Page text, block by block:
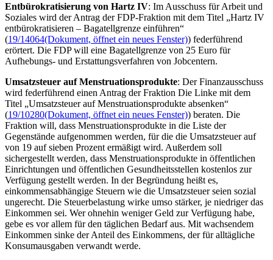
Entbürokratisierung von Hartz IV: Im Ausschuss für Arbeit und
Soziales wird der Antrag der FDP-Fraktion mit dem Titel „Hartz IV
entbürokratisieren – Bagatellgrenze einführen“
(19/14064(Dokument, öffnet ein neues Fenster)) federführend
erörtert. Die FDP will eine Bagatellgrenze von 25 Euro für
Aufhebungs- und Erstattungsverfahren von Jobcentern.
Umsatzsteuer auf Menstruationsprodukte: Der Finanzausschuss
wird federführend einen Antrag der Fraktion Die Linke mit dem
Titel „Umsatzsteuer auf Menstruationsprodukte absenken“
(19/10280(Dokument, öffnet ein neues Fenster)) beraten. Die
Fraktion will, dass Menstruationsprodukte in die Liste der
Gegenstände aufgenommen werden, für die die Umsatzsteuer auf
von 19 auf sieben Prozent ermäßigt wird. Außerdem soll
sichergestellt werden, dass Menstruationsprodukte in öffentlichen
Einrichtungen und öffentlichen Gesundheitsstellen kostenlos zur
Verfügung gestellt werden. In der Begründung heißt es,
einkommensabhängige Steuern wie die Umsatzsteuer seien sozial
ungerecht. Die Steuerbelastung wirke umso stärker, je niedriger das
Einkommen sei. Wer ohnehin weniger Geld zur Verfügung habe,
gebe es vor allem für den täglichen Bedarf aus. Mit wachsendem
Einkommen sinke der Anteil des Einkommens, der für alltägliche
Konsumausgaben verwandt werde.